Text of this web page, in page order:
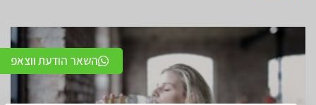
השאר הודעת ווצאפ